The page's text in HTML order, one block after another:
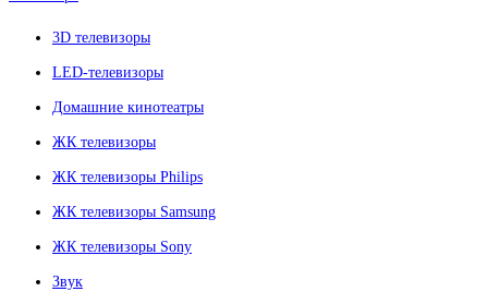
3D телевизоры
LED-телевизоры
Домашние кинотеатры
ЖК телевизоры
ЖК телевизоры Philips
ЖК телевизоры Samsung
ЖК телевизоры Sony
Звук